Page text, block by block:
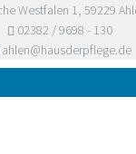
Westfalen 1, 59229
02382 / 9698 - 130
ahlen@hausderpflege.de